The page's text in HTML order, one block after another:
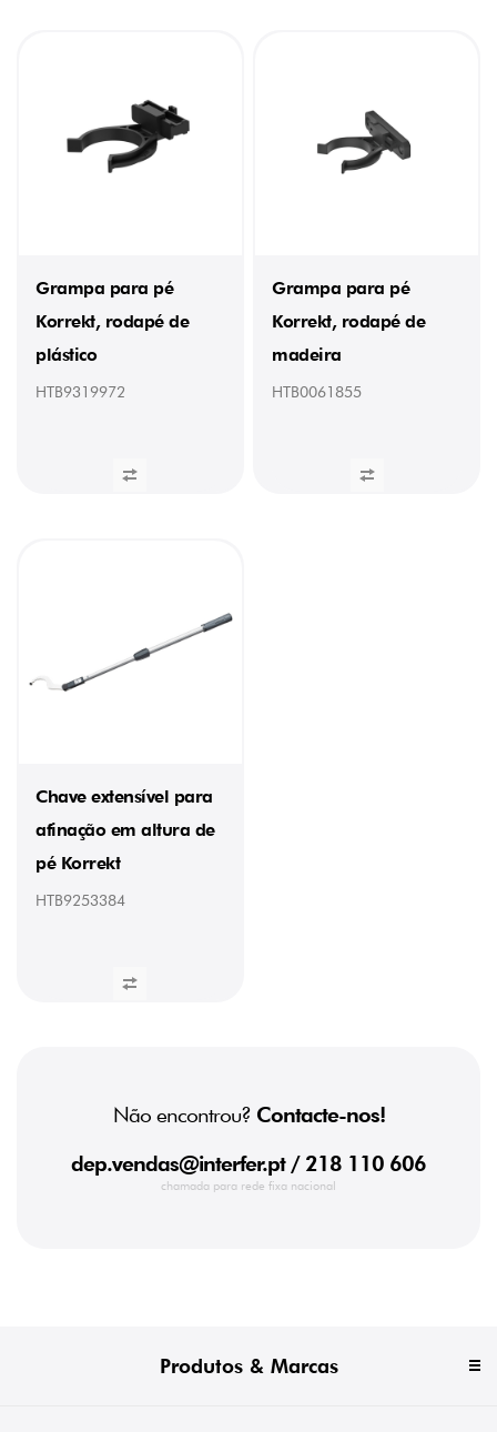
Grampa para pé
Korrekt, rodapé de
plástico
HTB9319972
Grampa para pé
Korrekt, rodapé de
madeira
HTB0061855
Chave extensível para
afinação em altura de
pé Korrekt
HTB9253384
Não encontrou? Contacte-nos!
dep.vendas@interfer.pt/ 218 110 606
chamada para rede fixa nacional
Produtos & Marcas